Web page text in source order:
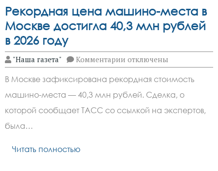
Рекордная цена машино-места в
Москве достигла 40,3 млн рублей
в 2026 году
"Наша газета" Комментарии к
записи
цена
машино-
места
в
Москве
отключены
В Москве зафиксирована рекордная стоимость
машино-места — 40,3 млн рублей. Сделка, о
которой сообщает ТАСС со ссылкой на экспертов,
была…
Читать полностью